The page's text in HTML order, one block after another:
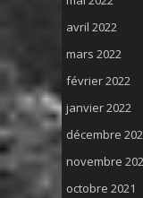
avril 2022
mars 2022
février 2022
janvier 2022
décembre
novembre
octobre 2021